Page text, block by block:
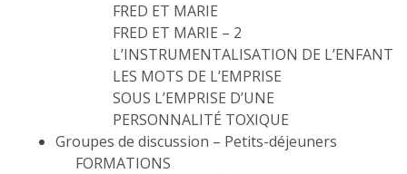
FRED ET MARIE
FRED ET MARIE – 2
L’INSTRUMENTALISATION DE L’ENFANT
LES MOTS DE L’EMPRISE
SOUS L’EMPRISE D’UNE
PERSONNALITÉ TOXIQUE
Groupes de discussion – Petits-déjeuners
FORMATIONS